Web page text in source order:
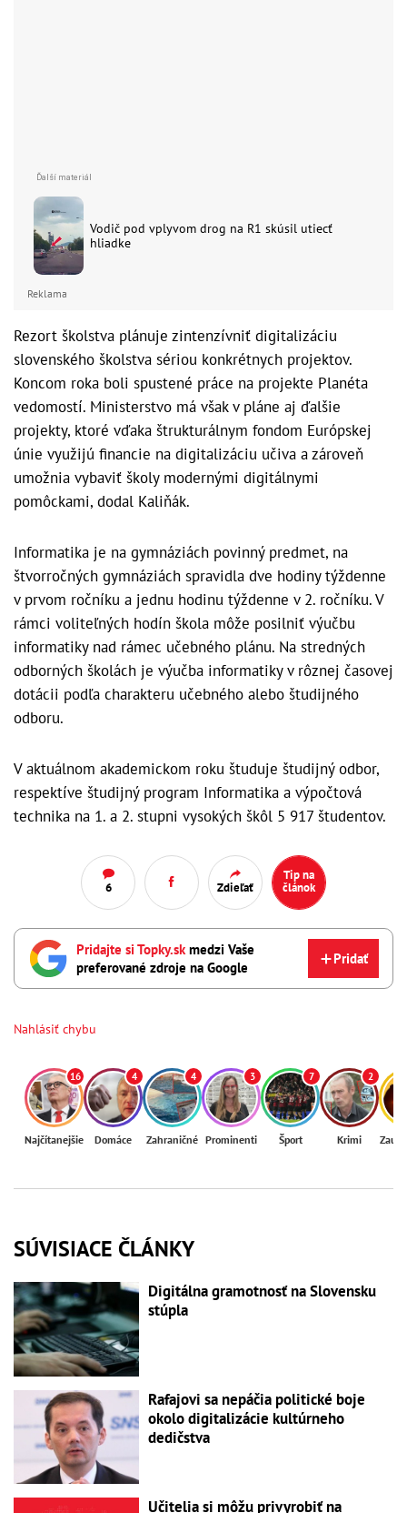
Vodič pod vplyvom drog na R1 skúsil utiecť
hliadke
Reklama
Rezort školstva plánuje zintenzívniť digitalizáciu
slovenského školstva sériou konkrétnych projektov.
Koncom roka boli spustené práce na projekte Planéta
vedomostí. Ministerstvo má však v pláne aj ďalšie
projekty, ktoré vďaka štrukturálnym fondom Európskej
únie využijú financie na digitalizáciu učiva a zároveň
umožnia vybaviť školy modernými digitálnymi
pomôckami, dodal Kaliňák.
Informatika je na gymnáziách povinný predmet, na
štvorročných gymnáziách spravidla dve hodiny týždenne
v prvom ročníku a jednu hodinu týždenne v 2. ročníku. V
rámci voliteľných hodín škola môže posilniť výučbu
informatiky nad rámec učebného plánu. Na stredných
odborných školách je výučba informatiky v rôznej časovej
dotácii podľa charakteru učebného alebo študijného
odboru.
V aktuálnom akademickom roku študuje študijný odbor,
respektíve študijný program Informatika a výpočtová
technika na 1. a 2. stupni vysokých škôl 5 917 študentov.
6 Zdieľať
Tip na
článok
Pridajte si Topky.sk medzi Vaše
preferované zdroje na Google
Pridať
Nahlásiť chybu
16
Najčítanejšie
4
Domáce
4
Zahraničné
3
Prominenti
7
Šport
2
Krimi
SÚVISIACE ČLÁNKY
Digitálna gramotnosť na Slovensku
stúpla
Rafajovi sa nepáčia politické boje
okolo digitalizácie kultúrneho
dedičstva
Učitelia si môžu privyrobiť na